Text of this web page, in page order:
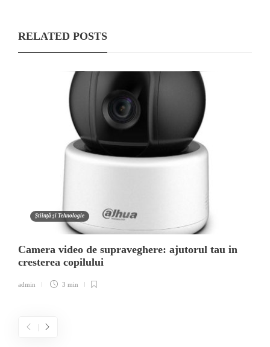
RELATED POSTS
Știință și Tehnologie
Camera video de supraveghere: ajutorul tau in
cresterea copilului
admin 3 min